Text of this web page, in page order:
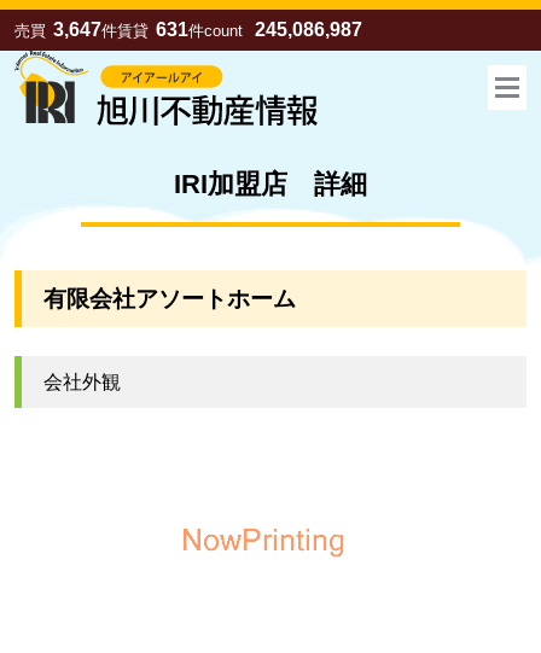
売買 3,647件賃貸 631件count 245,086,987
IRI加盟店 詳細
有限会社アソートホーム
会社外観